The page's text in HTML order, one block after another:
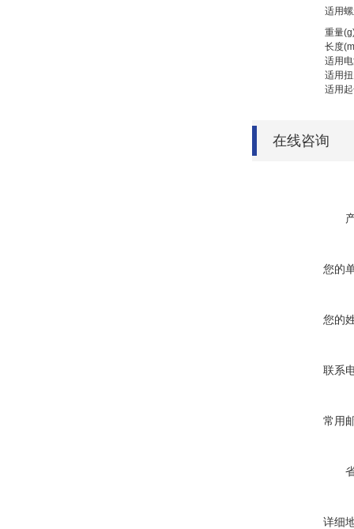
适用
重量
长度
适用
适用
适用
在线咨询
您的
您的
联系
常用
详细